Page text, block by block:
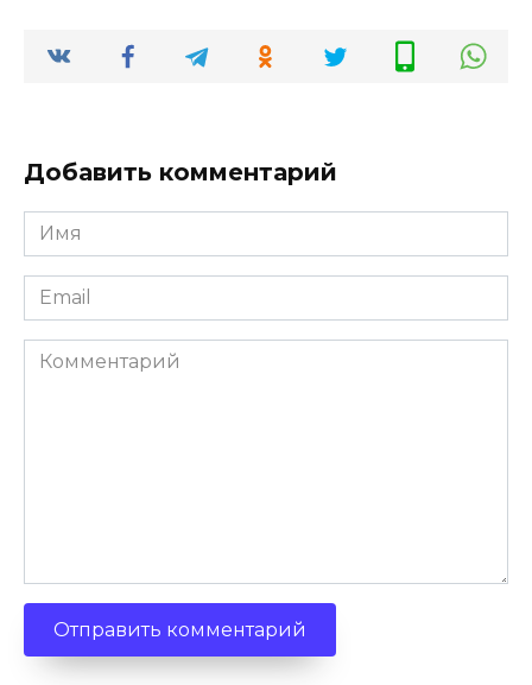
Добавить комментарий
Имя
*
Email
*
Комментарий